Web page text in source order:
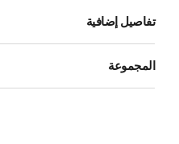
تفاصيل إضافية
المجموعة